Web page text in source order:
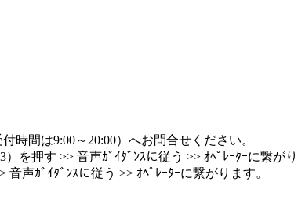
時間は9:00～20:00）へお問合せください。
を押す >> 音声ｶﾞｲﾀﾞﾝｽに従う >> ｵﾍﾟﾚｰﾀｰに繋がり
声ｶﾞｲﾀﾞﾝｽに従う >> ｵﾍﾟﾚｰﾀｰに繋がります。